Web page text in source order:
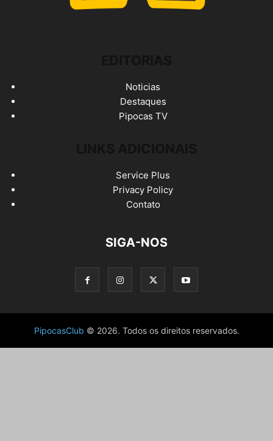
Noticias
Destaques
Pipocas TV
Service Plus
Privacy Policy
Contato
SIGA-NOS
PipocasClub © 2026. Todos os direitos reservados.